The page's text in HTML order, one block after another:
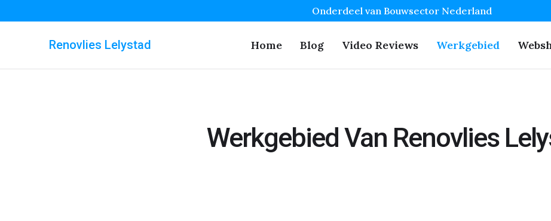
Onderdeel van Bouwsector Nederland
Renovlies Lelystad Home Blog Video Reviews Werkgebied
Werkgebied Van Renovlies